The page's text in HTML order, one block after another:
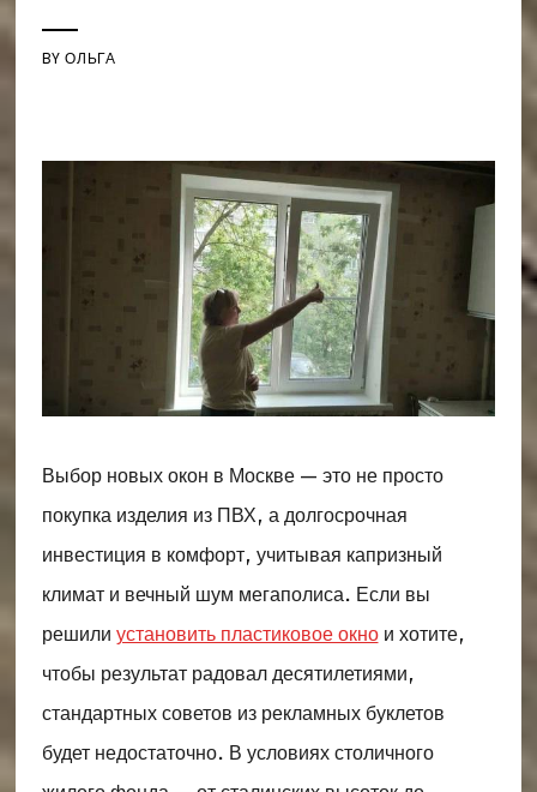
BYОЛЬГА
Выбор новых окон в Москве — это не просто
покупка изделия из ПВХ, а долгосрочная
инвестиция в комфорт, учитывая капризный
климат и вечный шум мегаполиса. Если вы
решили установить пластиковое окнои хотите,
чтобы результат радовал десятилетиями,
стандартных советов из рекламных буклетов
будет недостаточно. В условиях столичного